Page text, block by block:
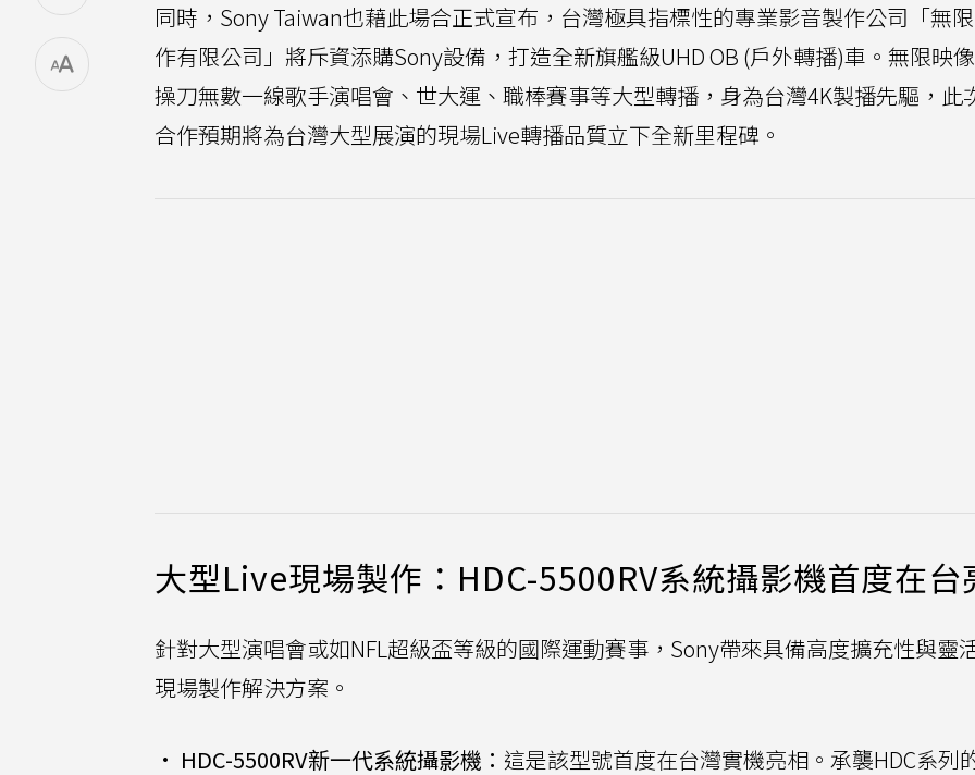
同時，Sony Taiwan也藉此場合正式宣布，台灣極具指標性的專業影音製作公司「無
作有限公司」將斥資添購Sony設備，打造全新旗艦級UHD OB (戶外轉播)車。無限映
操刀無數一線歌手演唱會、世大運、職棒賽事等大型轉播，身為台灣4K製播先驅，此
合作預期將為台灣大型展演的現場Live轉播品質立下全新里程碑。
大型Live現場製作：HDC-5500RV系統攝影機首度在台
針對大型演唱會或如NFL超級盃等級的國際運動賽事，Sony帶來具備高度擴充性與靈
現場製作解決方案。
• HDC-5500RV新一代系統攝影機： 這是該型號首度在台灣實機亮相。承襲HDC系列